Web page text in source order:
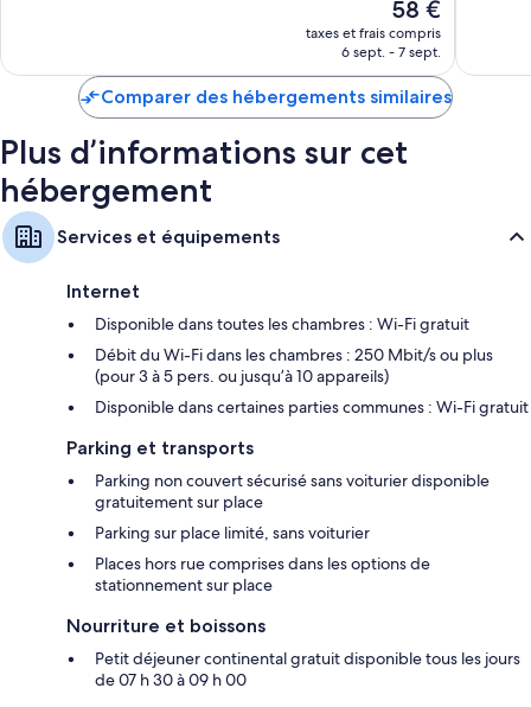
Garde-robe ou placard, produits de nettoyage écologiques fournis
Le
nouveau
prix
de
58 €
taxes et frais compris
6 sept. - 7 sept.
Comparer des hébergements similaires
Plus d’informations sur cet
hébergement
Services et équipements
Internet
Disponible dans toutes les chambres : Wi-Fi gratuit
Débit du Wi-Fi dans les chambres : 250 Mbit/s ou plus
(pour 3 à 5 pers. ou jusqu’à 10 appareils)
Disponible dans certaines parties communes : Wi-Fi gratuit
Parking et transports
Parking non couvert sécurisé sans voiturier disponible
gratuitement sur place
Parking sur place limité, sans voiturier
Places hors rue comprises dans les options de
stationnement sur place
Nourriture et boissons
Petit déjeuner continental gratuit disponible tous les jours
de 07 h 30 à 09 h 00